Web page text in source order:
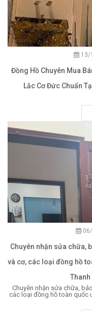
13/
Đồng Hồ Chuyên Mua
Lắc Cơ Đức Chuẩn
06/
Chuyên nhận sửa chữa,
và cơ, các loại đồng hồ
Thanh
Chuyên nhận sửa chữa,
các loại đồng hồ toàn quốc